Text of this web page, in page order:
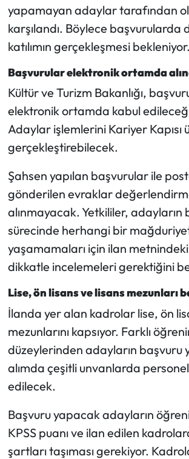
yapamayan adaylar tarafından
karşılandı. Böylece başvurularda
katılımın gerçekleşmesi bekleniyor.
Başvurular elektronik ortamda
Kültür ve Turizm Bakanlığı,
elektronik ortamda kabul
Adaylar işlemlerini Kariyer Kapısı
gerçekleştirebilecek.
Şahsen yapılan başvurular ile
gönderilen evraklar
alınmayacak. Yetkililer, adayların
sürecinde herhangi bir
yaşamamaları için ilan
dikkatle incelemeleri gerektiğini
Lise, ön lisans ve lisans mezunları
İlanda yer alan kadrolar lise, ön
mezunlarını kapsıyor. Farklı
düzeylerinden adayların başvuru
alımda çeşitli unvanlarda
edilecek.
Başvuru yapacak adayların
KPSS puanı ve ilan edilen
şartları taşıması gerekiyor.
Yaşam
Yayla Haber
Yemek Tarifleri
Yerel Haberler